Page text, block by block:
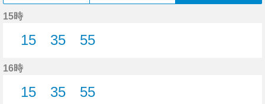
15時
15
35
55
16時
15
35
55